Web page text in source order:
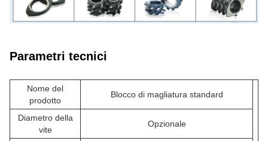
Parametri tecnici
Nome del
prodotto
Blocco di magliatura standard
Diametro della
vite
Opzionale